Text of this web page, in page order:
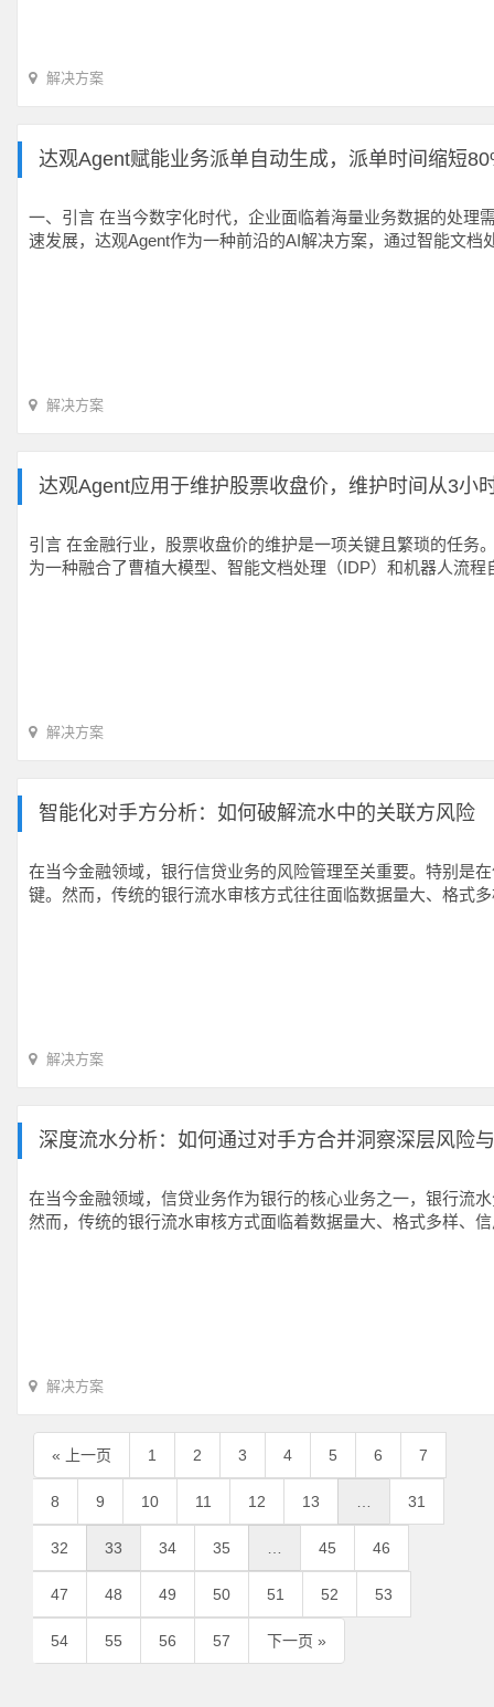
解决方案
达观Agent赋能业务派单自动生成，派单时间缩短
一、引言 在当今数字化时代，企业面临着海量业务数据的处理
速发展，达观Agent作为一种前沿的AI解决方案，通过智能文
解决方案
达观Agent应用于维护股票收盘价，维护时间从3小
引言 在金融行业，股票收盘价的维护是一项关键且繁琐的任务
为一种融合了曹植大模型、智能文档处理（IDP）和机器人流
解决方案
智能化对手方分析：如何破解流水中的关联方风险
在当今金融领域，银行信贷业务的风险管理至关重要。特别是
键。然而，传统的银行流水审核方式往往面临数据量大、格式
解决方案
深度流水分析：如何通过对手方合并洞察深层风险
在当今金融领域，信贷业务作为银行的核心业务之一，银行流
然而，传统的银行流水审核方式面临着数据量大、格式多样
解决方案
« 上一页 1 2 3 4 5 6 7
8 9 10 11 12 13 31
32 33 34 35 45 46
47 48 49 50 51 52 53
54 55 56 57 下一页 »